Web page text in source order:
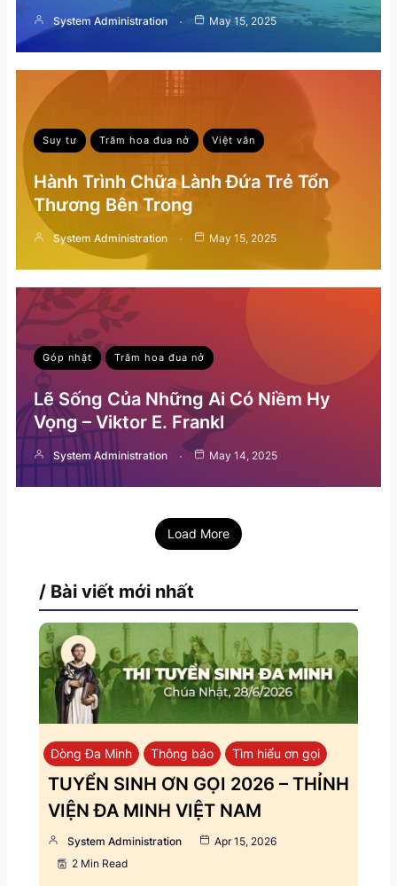
System Administration May 15, 2025
Suy tư Trăm hoa đua nở Việt văn
Hành Trình Chữa Lành Đứa Trẻ Tổn
Thương Bên Trong
System Administration May 15, 2025
Góp nhặt Trăm hoa đua nở
Lẽ Sống Của Những Ai Có Niềm Hy
Vọng – Viktor E. Frankl
System Administration May 14, 2025
Load More
/ Bài viết mới nhất
Dòng Đa Minh Thông báo Tìm hiểu ơn gọi
TUYỂN SINH ƠN GỌI 2026 – THỈNH
VIỆN ĐA MINH VIỆT NAM
System Administration
Apr 15, 2026
2 Min Read